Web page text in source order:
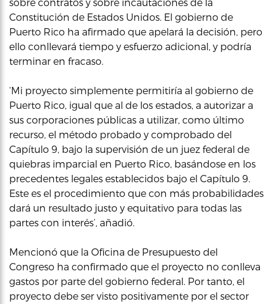
Constitución de Estados Unidos. El gobierno de
Puerto Rico ha afirmado que apelará la decisión, pero
ello conllevará tiempo y esfuerzo adicional, y podría
terminar en fracaso.
‘Mi proyecto simplemente permitiría al gobierno de
Puerto Rico, igual que al de los estados, a autorizar a
sus corporaciones públicas a utilizar, como último
recurso, el método probado y comprobado del
Capítulo 9, bajo la supervisión de un juez federal de
quiebras imparcial en Puerto Rico, basándose en los
precedentes legales establecidos bajo el Capítulo 9.
Este es el procedimiento que con más probabilidades
dará un resultado justo y equitativo para todas las
partes con interés’, añadió.
Mencionó que la Oficina de Presupuesto del
Congreso ha confirmado que el proyecto no conlleva
gastos por parte del gobierno federal. Por tanto, el
proyecto debe ser visto positivamente por el sector